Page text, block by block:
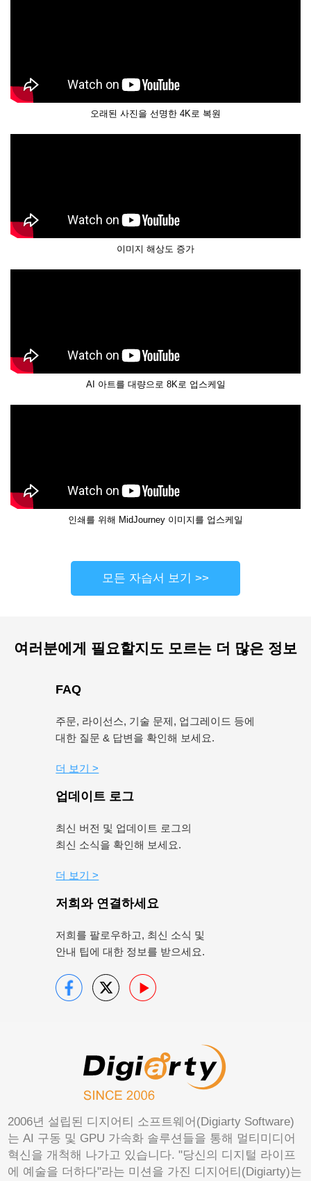
오래된 사진을 선명한 4K로 복원
이미지 해상도 증가
AI 아트를 대량으로 8K로 업스케일
인쇄를 위해 MidJourney 이미지를 업스케일
모든 자습서 보기 >>
여러분에게 필요할지도 모르는 더 많은 정보
FAQ
주문, 라이선스, 기술 문제, 업그레이드 등에
대한 질문 & 답변을 확인해 보세요.
더 보기 >
업데이트 로그
최신 버전 및 업데이트 로그의
최신 소식을 확인해 보세요.
더 보기 >
저희와 연결하세요
저희를 팔로우하고, 최신 소식 및
안내 팁에 대한 정보를 받으세요.
2006년 설립된 디지어티 소프트웨어(Digiarty Software)
는 AI 구동 및 GPU 가속화 솔루션들을 통해 멀티미디어
혁신을 개척해 나가고 있습니다. "당신의 디지털 라이프
에 예술을 더하다"라는 미션을 가진 디지어티(Digiarty)는